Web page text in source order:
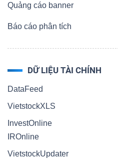
Quảng cáo banner
Báo cáo phân tích
DỮ LIỆU TÀI CHÍNH
DataFeed
VietstockXLS
InvestOnline
IROnline
VietstockUpdater